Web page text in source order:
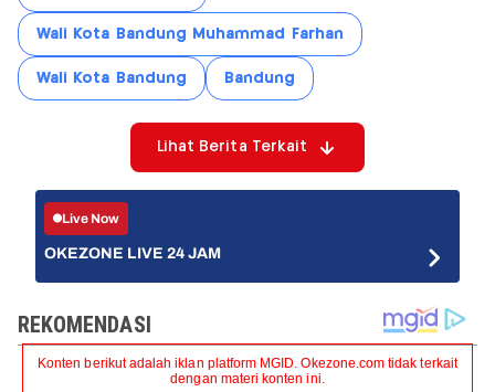
Wali Kota Bandung Muhammad Farhan
Wali Kota Bandung Bandung
Lihat Berita Terkait
Live Now
OKEZONE LIVE 24 JAM